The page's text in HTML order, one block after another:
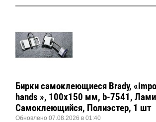
Бирки самоклеющиеся Brady,
hands », 100x150 мм, b-7541,
Самоклеющийся, Полиэстер, 1 шт
Обновлено 07.08.2026 в 01:40